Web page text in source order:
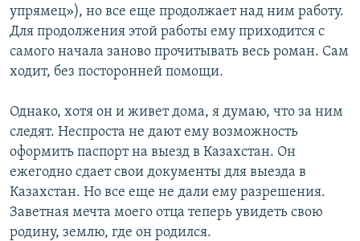
упрямец»), но все еще продолжает над ним работу.
Для продолжения этой работы ему приходится с
самого начала заново прочитывать весь роман. Сам
ходит, без посторонней помощи.
Однако, хотя он и живет дома, я думаю, что за ним
следят. Неспроста не дают ему возможность
оформить паспорт на выезд в Казахстан. Он
ежегодно сдает свои документы для выезда в
Казахстан. Но все еще не дали ему разрешения.
Заветная мечта моего отца теперь увидеть свою
родину, землю, где он родился.